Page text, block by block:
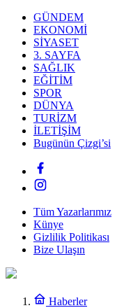
GÜNDEM
EKONOMİ
SİYASET
3. SAYFA
SAĞLIK
EĞİTİM
SPOR
DÜNYA
TURİZM
İLETİŞİM
Bugünün Çizgi’si
Tüm Yazarlarımız
Künye
Gizlilik Politikası
Bize Ulaşın
Haberler